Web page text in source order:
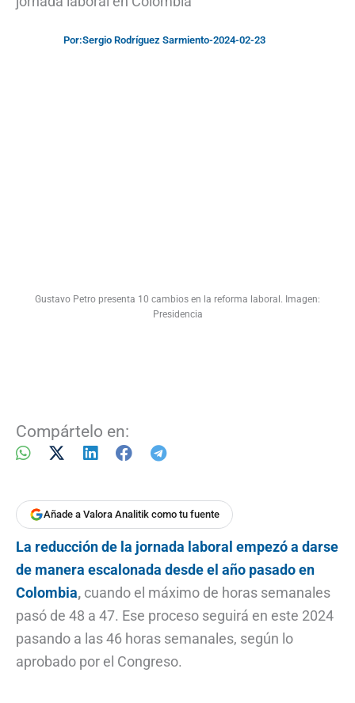
Por:Sergio Rodríguez Sarmiento-2024-02-23
Gustavo Petro presenta 10 cambios en la reforma laboral. Imagen:
Presidencia
Compártelo en:
Añade a Valora Analitik como tu fuente
La reducción de la jornada laboral empezó a darse
de manera escalonada desde el año pasado en
Colombia, cuando el máximo de horas semanales
pasó de 48 a 47. Ese proceso seguirá en este 2024
pasando a las 46 horas semanales, según lo
aprobado por el Congreso.